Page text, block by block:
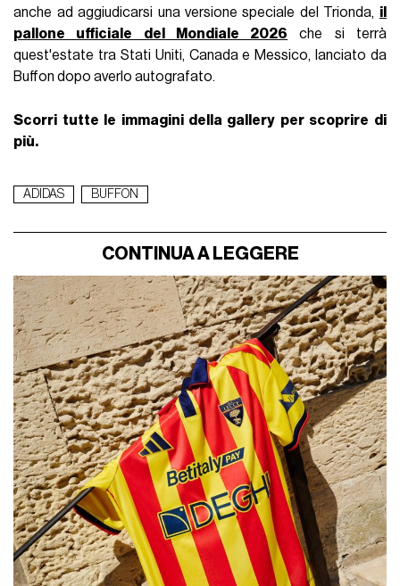
anche ad aggiudicarsi una versione speciale del Trionda, il
pallone ufficiale del Mondiale 2026 che si terrà
quest'estate tra Stati Uniti, Canada e Messico, lanciato da
Buffon dopo averlo autografato.
Scorri tutte le immagini della gallery per scoprire di
più.
ADIDAS BUFFON
CONTINUA A LEGGERE